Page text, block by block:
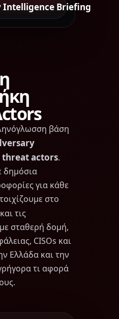
Intelligence Briefing
βάση
threat actors.
δημόσια
για κάθε
στο
και τις
σταθερή δομή,
CISOs και
Ελλάδα και την
τι αφορά